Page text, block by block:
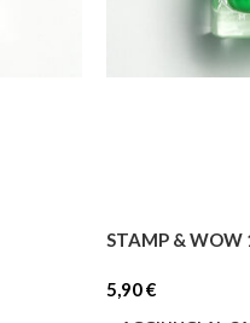
STAMP & WOW
5,90€